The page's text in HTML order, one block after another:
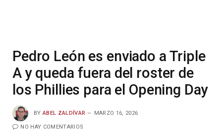
Pedro León es enviado a Triple
A y queda fuera del roster de
los Phillies para el Opening Day
BY ABEL ZALDÍVAR MARZO 16, 2026
NO HAY COMENTARIOS